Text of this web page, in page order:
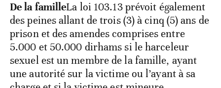
De la familleLa loi 103.13 prévoit également
des peines allant de trois (3) à cinq (5) ans de
prison et des amendes comprises entre
5.000 et 50.000 dirhams si le harceleur
sexuel est un membre de la famille, ayant
une autorité sur la victime ou l’ayant à sa